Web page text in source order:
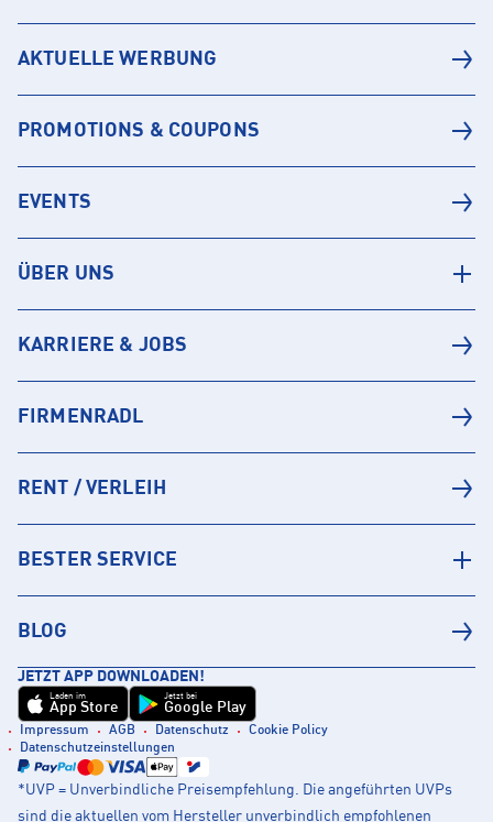
AKTUELLE WERBUNG
PROMOTIONS & COUPONS
EVENTS
ÜBER UNS
KARRIERE & JOBS
FIRMENRADL
RENT / VERLEIH
BESTER SERVICE
BLOG
JETZT APP DOWNLOADEN!
Laden im
App Store
Jetzt bei
Google Play
Impressum AGB Datenschutz
Cookie Policy
Datenschutzeinstellungen
*UVP = Unverbindliche Preisempfehlung. Die angeführten UVPs
sind die aktuellen vom Hersteller unverbindlich empfohlenen